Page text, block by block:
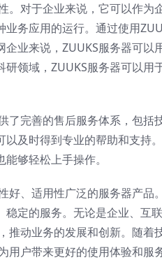
。对于企业来说，它可以作为
务应用的运行。通过使用
业来说，ZUUKS服务器可以
领域，ZUUKS服务器可以用
了完善的售后服务体系，包括
及时得到专业的帮助和支持
够轻松上手操作。
好、适用性广泛的服务器产品
定的服务。无论是企业、互
推动业务的发展和创新。随着
户带来更好的使用体验和服务